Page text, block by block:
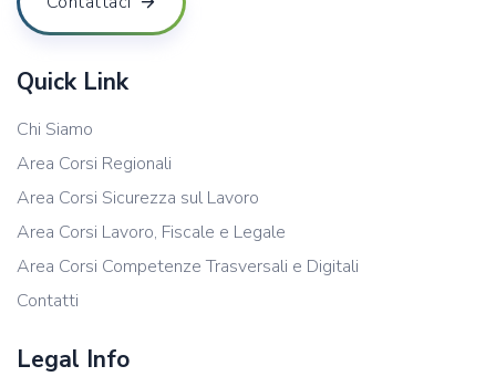
Quick Link
Chi Siamo
Area Corsi Regionali
Area Corsi Sicurezza sul Lavoro
Area Corsi Lavoro, Fiscale e Legale
Area Corsi Competenze Trasversali e Digitali
Contatti
Legal Info